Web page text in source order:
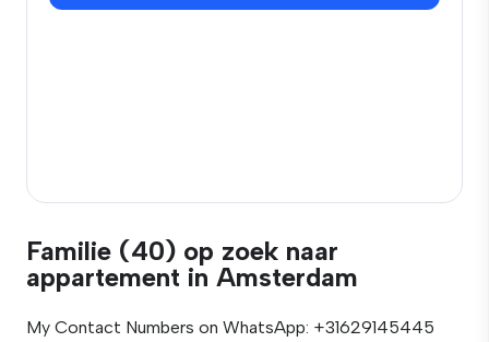
Familie (40) op zoek naar
appartement in Amsterdam
My Contact Numbers on WhatsApp: +31629145445